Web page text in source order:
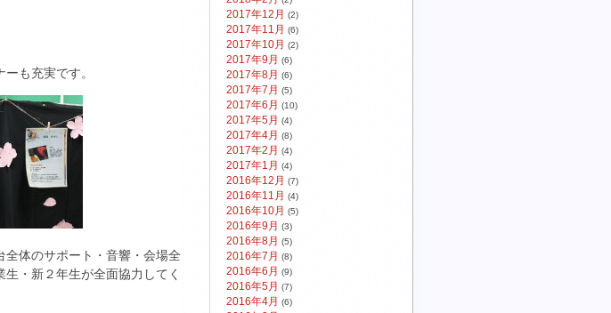
も充実です。
体のサポート・音響・会場全
・新２年生が全面協力してく
2017年12月 (2)
2017年11月 (6)
2017年10月 (2)
2017年9月 (6)
2017年8月 (6)
2017年7月 (5)
2017年6月 (10)
2017年5月 (4)
2017年4月 (8)
2017年2月 (4)
2017年1月 (4)
2016年12月 (7)
2016年11月 (4)
2016年10月 (5)
2016年9月 (3)
2016年8月 (5)
2016年7月 (8)
2016年6月 (9)
2016年5月 (7)
2016年4月 (6)